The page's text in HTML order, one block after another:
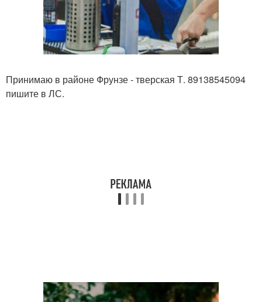
Принимаю в районе Фрунзе - тверская Т. 89138545094
пишите в ЛС.